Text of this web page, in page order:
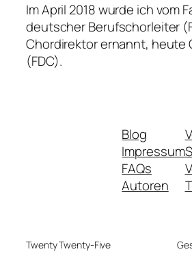
Im April 2018 wurde ich vom
deutscher Berufschorleiter
Chordirektor ernannt, heute
(FDC).
Blog
Impressum
FAQs
Autoren
Twenty Twenty-Five